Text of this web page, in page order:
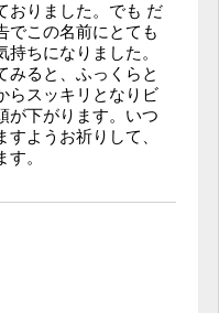
おりました。でも だ
でこの名前にとても
ちになりました。
みると、ふっくらと
らスッキリとなりビ
が下がります。いつ
ようお祈りして、
。